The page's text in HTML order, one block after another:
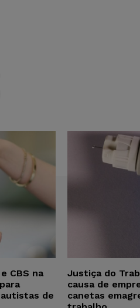
CBS na
de
Justiça do
causa de
canetas